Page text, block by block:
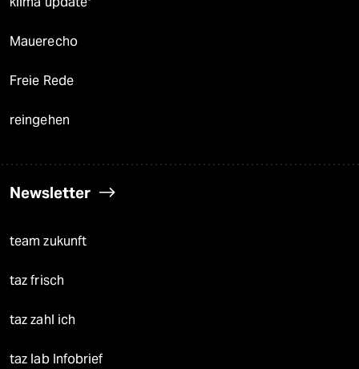
Mauerecho
Freie Rede
reingehen
Newsletter
team zukunft
taz frisch
taz zahl ich
taz lab Infobrief